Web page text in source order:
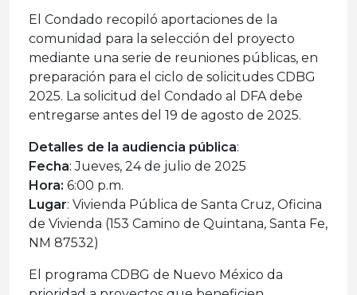
El Condado recopiló aportaciones de la
comunidad para la selección del proyecto
mediante una serie de reuniones públicas, en
preparación para el ciclo de solicitudes CDBG
2025. La solicitud del Condado al DFA debe
entregarse antes del 19 de agosto de 2025.
Detalles de la audiencia pública:
Fecha: Jueves, 24 de julio de 2025
Hora: 6:00 p.m.
Lugar: Vivienda Pública de Santa Cruz, Oficina
de Vivienda (153 Camino de Quintana, Santa Fe,
NM 87532)
El programa CDBG de Nuevo México da